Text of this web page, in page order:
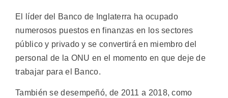
El líder del Banco de Inglaterra ha ocupado
numerosos puestos en finanzas en los sectores
público y privado y se convertirá en miembro del
personal de la ONU en el momento en que deje de
trabajar para el Banco.
También se desempeñó, de 2011 a 2018, como